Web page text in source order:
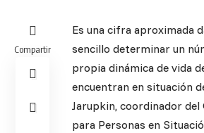
Compartir
Es una cifra aproximada
sencillo determinar un
propia dinámica de vida
encuentran en situación
Jarupkin, coordinador
para Personas en